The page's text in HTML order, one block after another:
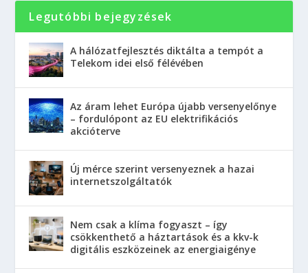
Legutóbbi bejegyzések
A hálózatfejlesztés diktálta a tempót a
Telekom idei első félévében
Az áram lehet Európa újabb versenyelőnye
– fordulópont az EU elektrifikációs
akcióterve
Új mérce szerint versenyeznek a hazai
internetszolgáltatók
Nem csak a klíma fogyaszt – így
csökkenthető a háztartások és a kkv-k
digitális eszközeinek az energiaigénye